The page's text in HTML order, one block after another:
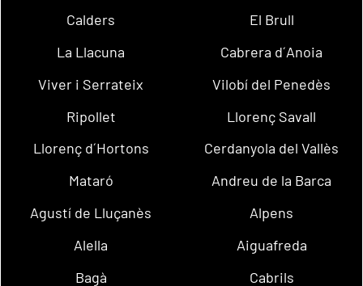
Calders
El Brull
La Llacuna
Cabrera d´Anoia
Viver i Serrateix
Vilobí del Penedès
Ripollet
Llorenç Savall
Llorenç d´Hortons
Cerdanyola del Vallès
Mataró
Andreu de la Barca
Agustí de Lluçanès
Alpens
Alella
Aiguafreda
Bagà
Cabrils